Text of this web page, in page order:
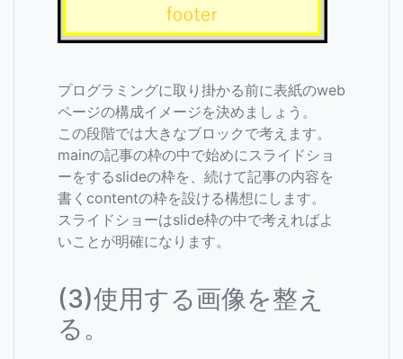
プログラミングに取り掛かる前に表紙のweb
ページの構成イメージを決めましょう。
この段階では大きなブロックで考えます。
mainの記事の枠の中で始めにスライドショ
ーをするslideの枠を、続けて記事の内容を
書くcontentの枠を設ける構想にします。
スライドショーはslide枠の中で考えればよ
いことが明確になります。
(3)使用する画像を整え
る。